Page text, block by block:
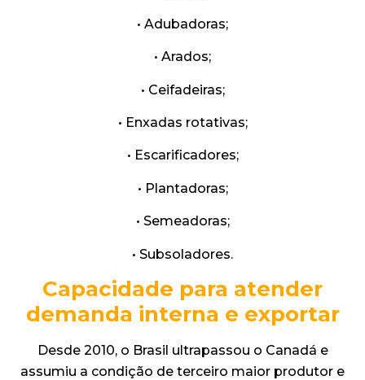
• Adubadoras;
• Arados;
• Ceifadeiras;
• Enxadas rotativas;
• Escarificadores;
• Plantadoras;
• Semeadoras;
• Subsoladores.
Capacidade para atender
demanda interna e exportar
Desde 2010, o Brasil ultrapassou o Canadá e
assumiu a condição de terceiro maior produtor e